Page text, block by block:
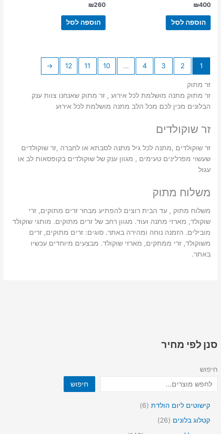
סנן לפי מחיר
חיפוש
חיפוש
קישוטים ליום הולדת 6
6
קטלוג בלונים 26
2
₪400
הוספה לסל
₪260
הוספה לסל
1
2
3
4
…
10
11
12
←
זר מתוק
זר מתוק מתנה מושלמת לכל אירוע , זר מתוק שאנחנו צוות ענק
הבלונים מכין לכם מכל הלב מתנה מושלמת לכל אירוע
זר שוקולדים
זר שוקולדים ,מתנה לכל גיל מתנה לסבתא או לחברה ,זר שוקולדים
שעשוי מפרלינים טעימים , מגוון ענק של שוקולדים בקופסאות לב או
עגול
משלוח מתוק
משלוח מתוק , עד הבית רוצים להפתיע מבחר זרים מתוקים, זרי
שוקולד, מארזי מתנה ועוד. מגוון רחב של זרים מתוקים. מותגי שוקולד
מובילים. הזמנה נוחה ומהירה באתר. סוגים: זרים מתוקים, זרים
משוקולד, זרי ממתקים, מארזי שוקולד. מבצעים מיוחדים עכשיו
באתר.